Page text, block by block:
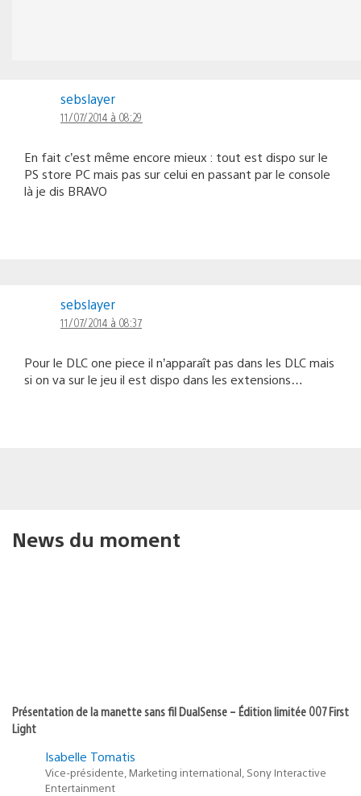
sebslayer
11/07/2014 à 08:29
En fait c’est même encore mieux : tout est dispo sur le
PS store PC mais pas sur celui en passant par le console
là je dis BRAVO
sebslayer
11/07/2014 à 08:37
Pour le DLC one piece il n’apparaît pas dans les DLC mais
si on va sur le jeu il est dispo dans les extensions…
News du moment
Présentation de la manette sans fil DualSense – Édition limitée 007 First
Light
Isabelle Tomatis
Vice-présidente, Marketing international, Sony Interactive
Entertainment